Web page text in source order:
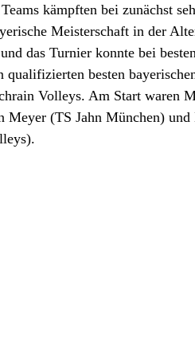
kämpften bei zunächst
Meisterschaft in der
das Turnier konnte bei
qualifizierten besten
Volleys. Am Start waren
Meyer (TS Jahn München)